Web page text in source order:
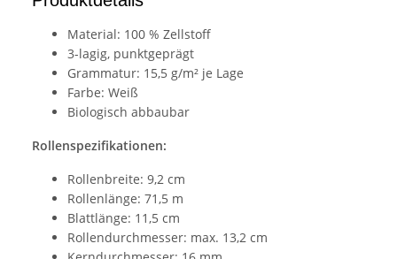
Material: 100 % Zellstoff
3-lagig, punktgeprägt
Grammatur: 15,5 g/m² je Lage
Farbe: Weiß
Biologisch abbaubar
Rollenspezifikationen:
Rollenbreite: 9,2 cm
Rollenlänge: 71,5 m
Blattlänge: 11,5 cm
Rollendurchmesser: max. 13,2 cm